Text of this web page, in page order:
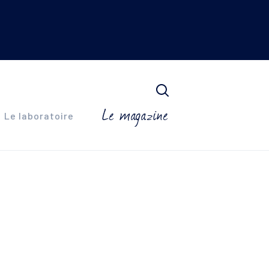
Le laboratoire Le magazine